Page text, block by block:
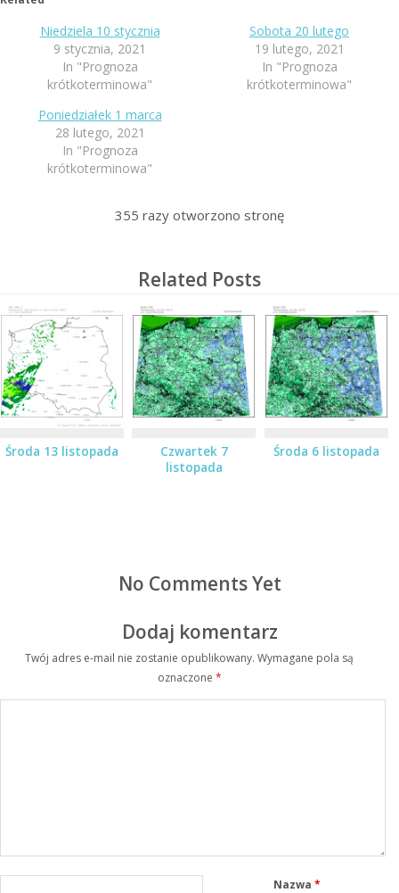
Niedziela 10 stycznia
9 stycznia, 2021
In "Prognoza
krótkoterminowa"
Sobota 20 lutego
19 lutego, 2021
In "Prognoza
krótkoterminowa"
Poniedziałek 1 marca
28 lutego, 2021
In "Prognoza
krótkoterminowa"
355 razy otworzono stronę
Related Posts
Środa 13 listopada
Czwartek 7
listopada
Środa 6 listopada
No Comments Yet
Dodaj komentarz
Twój adres e-mail nie zostanie opublikowany. Wymagane pola są
oznaczone *
Nazwa*